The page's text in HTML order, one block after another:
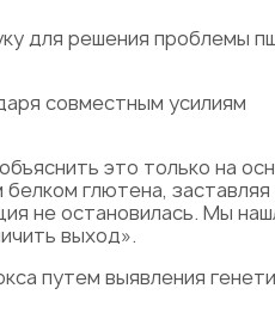
для решения проблемы
совместным усилиям
это только на
глютена,
не остановилась. Мы
выход».
путем выявления